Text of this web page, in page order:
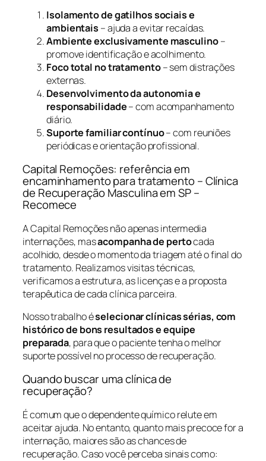
Isolamento de gatilhos sociais e
ambientais – ajuda a evitar recaídas.
Ambiente exclusivamente masculino–
promove identificação e acolhimento.
Foco total no tratamento– sem distrações
externas.
Desenvolvimento da autonomia e
responsabilidade– com acompanhamento
diário.
Suporte familiar contínuo– com reuniões
periódicas e orientação profissional.
Capital Remoções: referência em
encaminhamento para tratamento – Clínica
de Recuperação Masculina em SP –
Recomece
A Capital Remoções não apenas intermedia
internações, masacompanha de pertocada
acolhido, desde o momento da triagem até o final do
tratamento. Realizamos visitas técnicas,
verificamos a estrutura, as licenças e a proposta
terapêutica de cada clínica parceira.
Nosso trabalho éselecionar clínicas sérias, com
histórico de bons resultados e equipe
preparada, para que o paciente tenha o melhor
suporte possível no processo de recuperação.
Quando buscar uma clínica de
recuperação?
É comum que o dependente químico relute em
aceitar ajuda. No entanto, quanto mais precoce for a
internação, maiores são as chances de
recuperação. Caso você perceba sinais como: